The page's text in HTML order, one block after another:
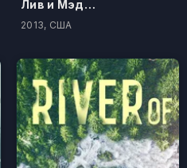
Лив и Мэдди
2013, США